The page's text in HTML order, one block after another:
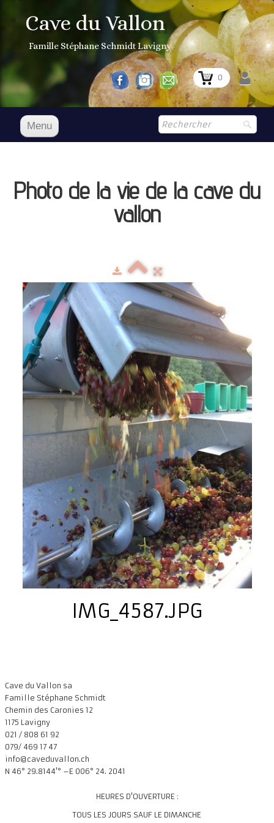
Cave du Vallon
Famille Stéphane Schmidt Lavigny
0
Menu
Boutique▼
Dégustation
Infos pratiques▼
Médias▼
Login▼
Français ▼
Photo de la vie de la cave du
vallon
IMG_4587.JPG
Cave du Vallon sa
Famille Stéphane Schmidt
Chemin des Caronies 12
1175 Lavigny
021 / 808 61 92
079/ 469 17 47
info@caveduvallon.ch
N 46° 29.8144'° –E 006° 24. 2041
HEURES D'OUVERTURE :
TOUS LES JOURS SAUF LE DIMANCHE